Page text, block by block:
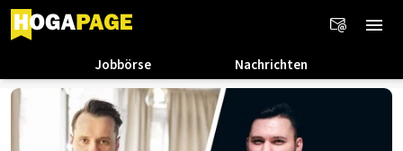
Jobbörse Nachrichten